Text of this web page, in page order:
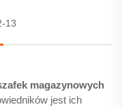
13
magazynowych
jest ich